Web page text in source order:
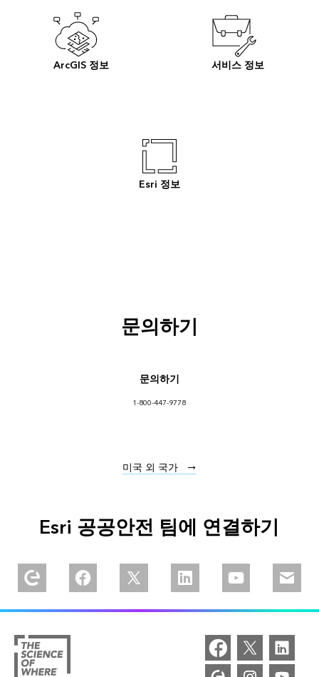
ArcGIS 정보 서비스 정보
Esri 정보
문의하기
문의하기
1-800-447-9778
미국 외 국가
Esri 공공안전 팀에 연결하기
Explore our Esri Community
Follow us on Facebook
Follow us on TwitterFollow us on Linkedin
Watch us onEmail